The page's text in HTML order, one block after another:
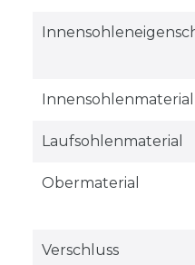
Innensohlenmaterial
Laufsohlenmaterial
Obermaterial
Verschluss